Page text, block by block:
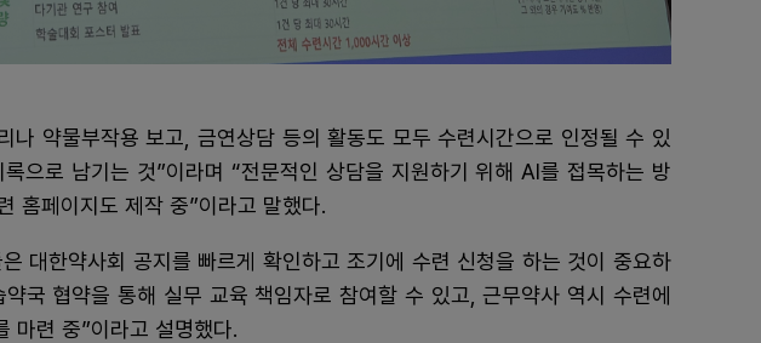
나 약물부작용 보고, 금연상담 등의 활동도 모두 수련시간으로 인정될 수 있
으로 남기는 것”이라며 “전문적인 상담을 지원하기 위해 AI를 접목하는 방
홈페이지도 제작 중”이라고 말했다.
대한약사회 공지를 빠르게 확인하고 조기에 수련 신청을 하는 것이 중요하
약국 협약을 통해 실무 교육 책임자로 참여할 수 있고, 근무약사 역시 수련에
마련 중”이라고 설명했다.